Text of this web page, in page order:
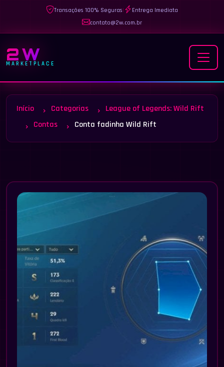
Transações 100% Seguras|
Entrega Imediata
contato@2w.com.br
2W
MARKETPLACE
Início Categorias
League of Legends: Wild Rift
Contas
Conta fadinha Wild Rift